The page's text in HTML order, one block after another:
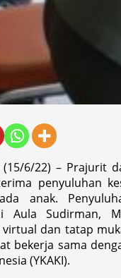
(15/6/22) – Prajurit
penyuluhan
anak.
Sudirman,
virtual dan tatap
bekerja sama
(YKAKI).